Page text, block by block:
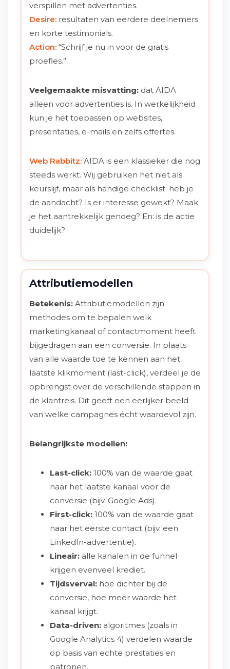
verspillen met advertenties.
Desire: resultaten van eerdere deelnemers
en korte testimonials.
Action: “Schrijf je nu in voor de gratis
proefles.”
Veelgemaakte misvatting: dat AIDA
alleen voor advertenties is. In werkelijkheid
kun je het toepassen op websites,
presentaties, e-mails en zelfs offertes.
Web Rabbitz: AIDA is een klassieker die nog
steeds werkt. Wij gebruiken het niet als
keurslijf, maar als handige checklist: heb je
de aandacht? Is er interesse gewekt? Maak
je het aantrekkelijk genoeg? En: is de actie
duidelijk?
Attributiemodellen
Betekenis: Attributiemodellen zijn
methodes om te bepalen welk
marketingkanaal of contactmoment heeft
bijgedragen aan een conversie. In plaats
van alle waarde toe te kennen aan het
laatste klikmoment (last-click), verdeel je de
opbrengst over de verschillende stappen in
de klantreis. Dit geeft een eerlijker beeld
van welke campagnes écht waardevol zijn.
Belangrijkste modellen:
Last-click: 100% van de waarde gaat
naar het laatste kanaal voor de
conversie (bijv. Google Ads).
First-click: 100% van de waarde gaat
naar het eerste contact (bijv. een
LinkedIn-advertentie).
Lineair: alle kanalen in de funnel
krijgen evenveel krediet.
Tijdsverval: hoe dichter bij de
conversie, hoe meer waarde het
kanaal krijgt.
Data-driven: algoritmes (zoals in
Google Analytics 4) verdelen waarde
op basis van echte prestaties en
patronen.